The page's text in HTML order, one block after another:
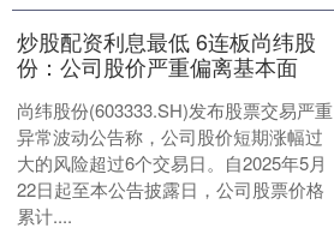
炒股配资利息最低 6连板尚纬股
份：公司股价严重偏离基本面
尚纬股份(603333.SH)发布股票交易严重
异常波动公告称，公司股价短期涨幅过
大的风险超过6个交易日。自2025年5月
22日起至本公告披露日，公司股票价格
累计....